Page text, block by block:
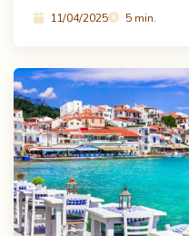
11/04/2025 5 min.